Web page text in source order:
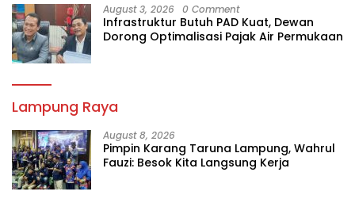
August 3, 2026 0 Comment
Infrastruktur Butuh PAD Kuat, Dewan
Dorong Optimalisasi Pajak Air Permukaan
Lampung Raya
August 8, 2026
Pimpin Karang Taruna Lampung, Wahrul
Fauzi: Besok Kita Langsung Kerja